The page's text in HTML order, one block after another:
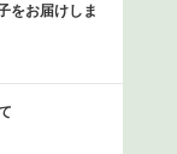
をお届けしま